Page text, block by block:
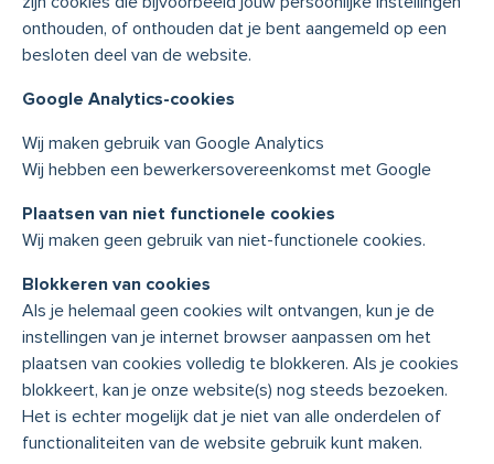
onthouden, of onthouden dat je bent aangemeld op een
besloten deel van de website.
Google Analytics-cookies
Wij maken gebruik van Google Analytics
Wij hebben een bewerkersovereenkomst met Google
Plaatsen van niet functionele cookies
Wij maken geen gebruik van niet-functionele cookies.
Blokkeren van cookies
Als je helemaal geen cookies wilt ontvangen, kun je de
instellingen van je internet browser aanpassen om het
plaatsen van cookies volledig te blokkeren. Als je cookies
blokkeert, kan je onze website(s) nog steeds bezoeken.
Het is echter mogelijk dat je niet van alle onderdelen of
functionaliteiten van de website gebruik kunt maken.